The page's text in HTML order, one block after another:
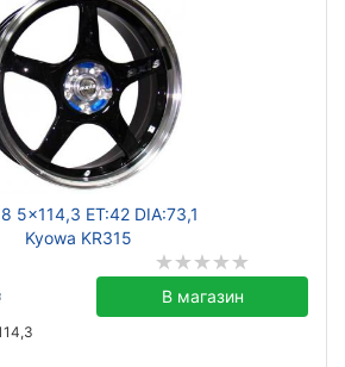
5x114,3 ET:42 DIA:73,1
Kyowa KR315
В магазин